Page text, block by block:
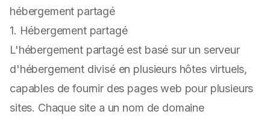
hébergement partagé
1. Hébergement partagé
L'hébergement partagé est basé sur un serveur
d'hébergement divisé en plusieurs hôtes virtuels,
capables de fournir des pages web pour plusieurs
sites. Chaque site a un nom de domaine